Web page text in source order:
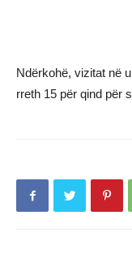
Ndërkohë, vizitat në
rreth 15 për qind për